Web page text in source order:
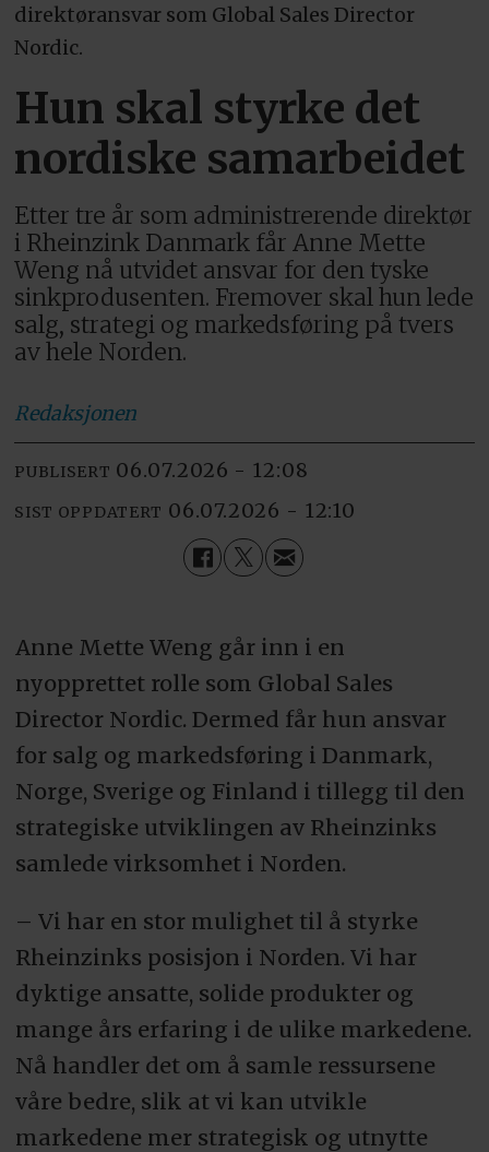
direktøransvar som Global Sales Director
Nordic.
Hun skal styrke det
nordiske samarbeidet
Etter tre år som administrerende direktør
i Rheinzink Danmark får Anne Mette
Weng nå utvidet ansvar for den tyske
sinkprodusenten. Fremover skal hun lede
salg, strategi og markedsføring på tvers
av hele Norden.
Redaksjonen
PUBLISERT 06.07.2026 - 12:08
SIST OPPDATERT 06.07.2026 - 12:10
Anne Mette Weng går inn i en
nyopprettet rolle som Global Sales
Director Nordic. Dermed får hun ansvar
for salg og markedsføring i Danmark,
Norge, Sverige og Finland i tillegg til den
strategiske utviklingen av Rheinzinks
samlede virksomhet i Norden.
– Vi har en stor mulighet til å styrke
Rheinzinks posisjon i Norden. Vi har
dyktige ansatte, solide produkter og
mange års erfaring i de ulike markedene.
Nå handler det om å samle ressursene
våre bedre, slik at vi kan utvikle
markedene mer strategisk og utnytte